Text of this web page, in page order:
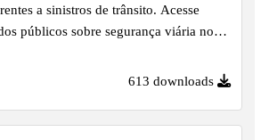
a sinistros de trânsito. Acesse
públicos sobre segurança viária no
Os dados sobre Eventos de Sinistro
em arquivos CSV consolidados613 downloads